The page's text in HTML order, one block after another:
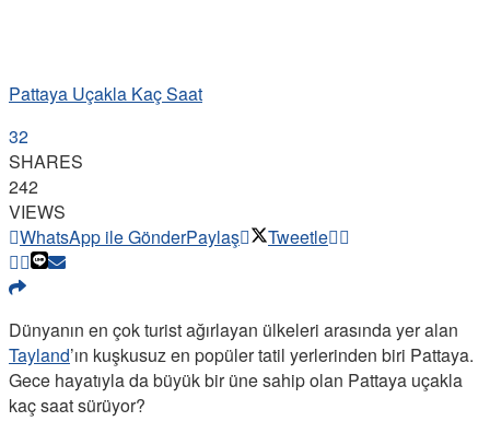
Pattaya Uçakla Kaç Saat
32
SHARES
242
VIEWS
WhatsApp ile GönderPaylaş Tweetle
Dünyanın en çok turist ağırlayan ülkeleri arasında yer alan
Tayland’ın kuşkusuz en popüler tatil yerlerinden biri Pattaya.
Gece hayatıyla da büyük bir üne sahip olan Pattaya uçakla
kaç saat sürüyor?